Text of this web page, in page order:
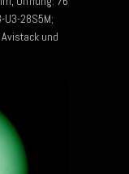
28S5M;
und